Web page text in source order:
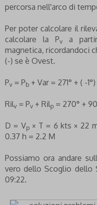
percorsa nell'arco di
Per poter calcolare il
calcolare la Pv a
magnetica, ricordandoci
(-) se è Ovest.
Pv = P b + Var = 271° + ( -
Rilv = Pv + Rilp = 270° +
D = Vp× T = 6 kts × 22
0.37 h = 2.2 M
Possiamo ora andare
vero dello Scoglio dello
09:22.